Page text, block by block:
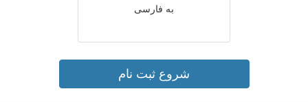
به فارسی
شروع ثبت نام